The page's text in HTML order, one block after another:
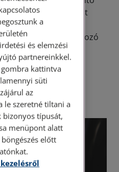
célja egy eltűnt
nyilvánításra vonatkozó
a
és elemzési
partnereinkkel.
kattintva
süti
az
le szeretné tiltani a
bizonyos típusát,
menüpont alatt
előtt